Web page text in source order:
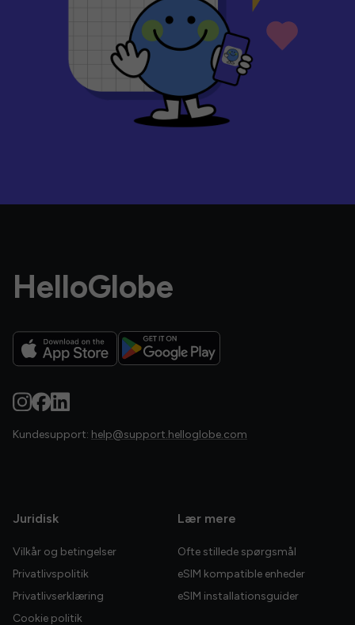
HelloGlobe
Kundesupport: help@support.helloglobe.com
Juridisk
Vilkår og betingelser
Privatlivspolitik
Privatlivserklæring
Cookie politik
Lær mere
Ofte stillede spørgsmål
eSIM kompatible enheder
eSIM installationsguider